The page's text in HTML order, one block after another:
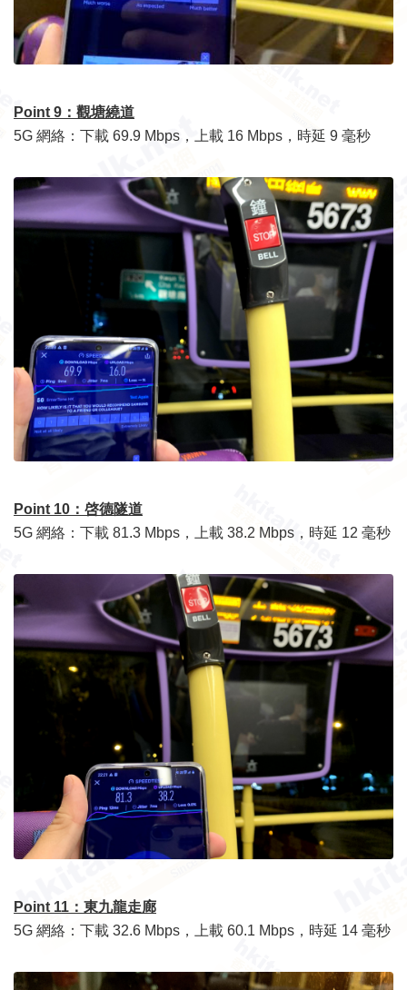
Point 9： 觀塘繞道
5G 網絡：下載 69.9 Mbps，上載 16 Mbps，時延 9 毫秒
Point 10： 啓德隧道
5G 網絡：下載 81.3 Mbps，上載 38.2 Mbps，時延 12 毫秒
Point 11： 東九龍走廊
5G 網絡：下載 32.6 Mbps，上載 60.1 Mbps，時延 14 毫秒